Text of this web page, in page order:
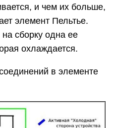
и чем их больше,
элемент Пельтье.
сборку одна ее
охлаждается.
в элементе